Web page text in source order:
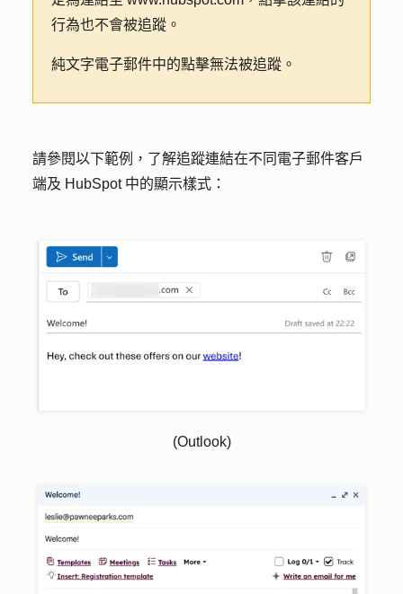
行為也不會被追蹤。
純文字電子郵件中的點擊無法被追蹤。
請參閱以下範例，了解追蹤連結在不同電子郵件客戶
端及 HubSpot 中的顯示樣式：
(Outlook)